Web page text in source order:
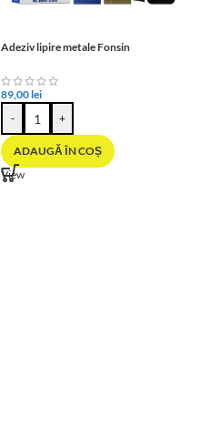
Adeziv lipire metale Fonsin
89,00lei
-
+
ADAUGĂ ÎN COȘ
View